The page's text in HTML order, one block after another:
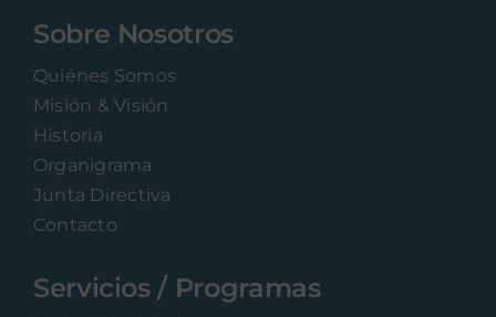
Sobre Nosotros
Quiénes Somos
Misión & Visión
Historia
Organigrama
Junta Directiva
Contacto
Servicios / Programas